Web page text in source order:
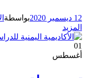
12 ديسمبر 2020 بواسطة
المزيد
01
أغسطس